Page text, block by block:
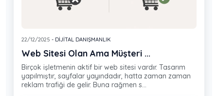
22/12/2025 - DIJITAL DANIŞMANLIK
Web Sitesi Olan Ama Müşteri ...
Birçok işletmenin aktif bir web sitesi vardır. Tasarım
yapılmıştır, sayfalar yayındadır, hatta zaman zaman
reklam trafiği de gelir. Buna rağmen s...